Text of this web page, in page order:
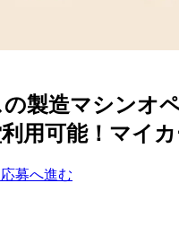
製造マシンオ
用可能！マイ
応募へ進む